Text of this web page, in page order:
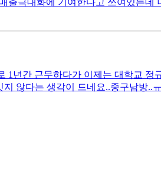
극대화에 기여한다고 쓰여있는
년간 근무하다가 이제는 대학교
않다는 생각이 드네요..중구남방